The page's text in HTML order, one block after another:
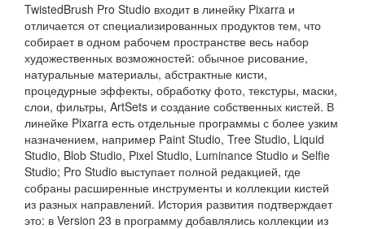
TwistedBrush Pro Studio входит в линейку Pixarra и
отличается от специализированных продуктов тем, что
собирает в одном рабочем пространстве весь набор
художественных возможностей: обычное рисование,
натуральные материалы, абстрактные кисти,
процедурные эффекты, обработку фото, текстуры, маски,
слои, фильтры, ArtSets и создание собственных кистей. В
линейке Pixarra есть отдельные программы с более узким
назначением, например Paint Studio, Tree Studio, Liquid
Studio, Blob Studio, Pixel Studio, Luminance Studio и Selfie
Studio; Pro Studio выступает полной редакцией, где
собраны расширенные инструменты и коллекции кистей
из разных направлений. История развития подтверждает
это: в Version 23 в программу добавлялись коллекции из